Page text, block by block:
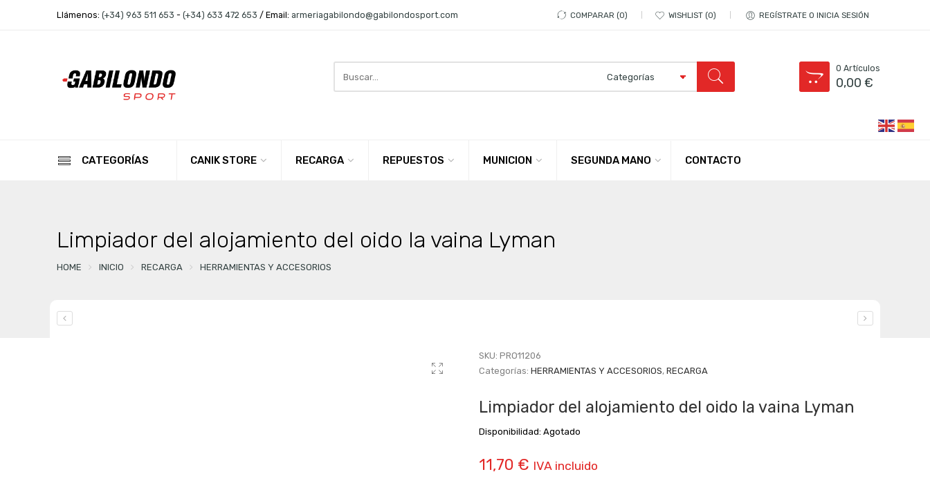
Llámenos: (+34) 963 511 653 - (+34) 633 472 653 / Email: armeriagabilondo@gabilondosport.com COMPARAR 0 WISHLIST 0 REGÍSTRATE O INICIA SESIÓN
here
0 Artículos
0,00€
CATEGORÍAS CANIK STORE RECARGA REPUESTOS MUNICION SEGUNDA MANO CONTACTO
Limpiador del alojamiento del oido la vaina Lyman
HOME INICIO RECARGA HERRAMIENTAS Y ACCESORIOS
SKU: PRO11206
Categorías: HERRAMIENTAS Y ACCESORIOS, RECARGA
Limpiador del alojamiento del oido la vaina Lyman
Disponibilidad: Agotado
11,70 € IVA incluido